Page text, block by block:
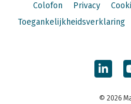
Colofon
Privacy
Toegankelijkheidsverklaring
© 2026